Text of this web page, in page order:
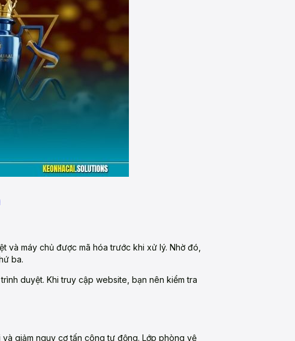
và máy chủ được mã hóa trước khi xử lý. Nhờ đó,
ba.
duyệt. Khi truy cập website, bạn nên kiểm tra
giảm nguy cơ tấn công tự động. Lớp phòng vệ